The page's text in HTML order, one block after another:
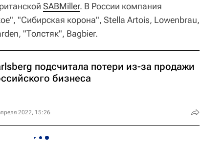
SABMiller. В России компания
"Сибирская корона", Stella Artois, Lowenbrau,
"Толстяк", Bagbier.
подсчитала потери из-за продажи
бизнеса
2022, 15:26